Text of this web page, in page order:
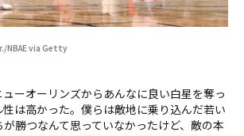
NBAE via Getty
ーオーリンズからあんなに良い白星を奪っ
は高かった。僕らは敵地に乗り込んだ若い
勝つなんて思っていなかったけど、敵の本